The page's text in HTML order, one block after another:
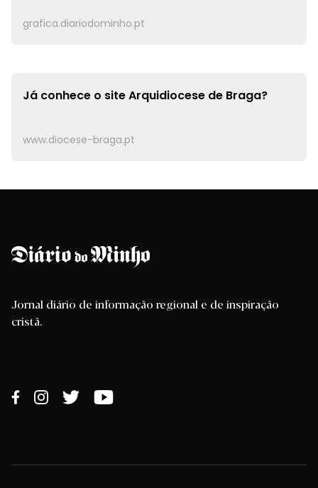
grafica.diariodominho.pt
Já conhece o siteArquidiocese de Braga?
www.diocese-braga.pt
Jornal diário de informação regional e de inspiração
cristã.